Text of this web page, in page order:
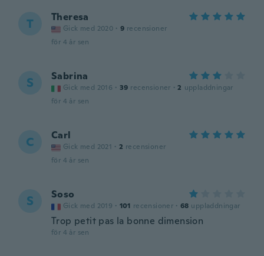
T Theresa
Gick med 2020 · 9 recensioner
för 4 år sen
S Sabrina
Gick med 2016 · 39 recensioner · 2 uppladdningar
för 4 år sen
C Carl
Gick med 2021 · 2 recensioner
för 4 år sen
S Soso
Gick med 2019 · 101 recensioner · 68 uppladdningar
Trop petit pas la bonne dimension
för 4 år sen